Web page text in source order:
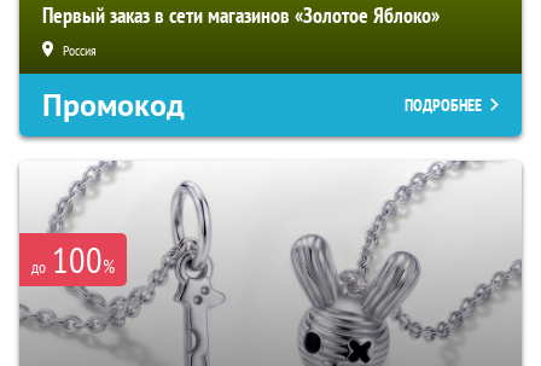
Первый заказ в сети магазинов «Золотое Яблоко»
Россия
Промокод ПОДРОБНЕЕ
до 100%